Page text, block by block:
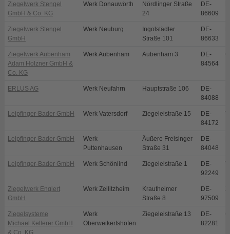
Ziegelwerk Stengel
GmbH & Co. KG
Werk Donauwörth
Nördlinger Straße
24
DE-
86609
Ziegelwerk Stengel
GmbH
Werk Neuburg
Ingolstädter
Straße 101
DE-
86633
Ziegelwerk Aubenham
Adam Holzner GmbH &
Co. KG
Werk Aubenham Aubenham 3
DE-
84564
ERLUS AG Werk Neufahrn Hauptstraße 106
DE-
84088
Leipfinger-Bader GmbH Werk Vatersdorf Ziegeleistraße 15
DE-
84172
Leipfinger-Bader GmbH
Werk
Puttenhausen
Äußere Freisinger
Straße 31
DE-
84048
Leipfinger-Bader GmbH Werk Schönlind Ziegeleistraße 1
DE-
92249
Ziegelwerk Englert
GmbH
Werk Zeilitzheim
Krautheimer
Straße 8
DE-
97509
Ziegelsysteme
Michael Kellerer GmbH
& Co. KG
Werk
Oberweikertshofen
Ziegeleistraße 13
DE-
82281